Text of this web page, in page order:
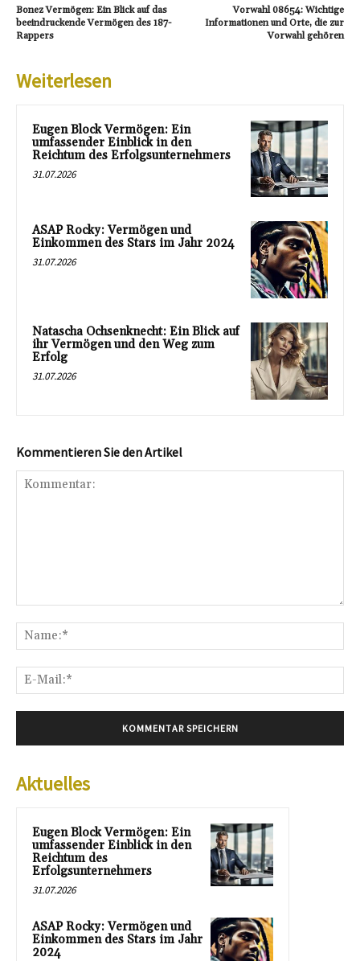
Bonez Vermögen: Ein Blick auf das
beeindruckende Vermögen des 187-
Rappers
Vorwahl 08654: Wichtige
Informationen und Orte, die zur
Vorwahl gehören
Weiterlesen
Eugen Block Vermögen: Ein
umfassender Einblick in den
Reichtum des Erfolgsunternehmers
31.07.2026
ASAP Rocky: Vermögen und
Einkommen des Stars im Jahr 2024
31.07.2026
Natascha Ochsenknecht: Ein Blick auf
ihr Vermögen und den Weg zum
Erfolg
31.07.2026
Kommentieren Sie den Artikel
Aktuelles
Eugen Block Vermögen: Ein
umfassender Einblick in den
Reichtum des
Erfolgsunternehmers
31.07.2026
ASAP Rocky: Vermögen und
Einkommen des Stars im Jahr
2024